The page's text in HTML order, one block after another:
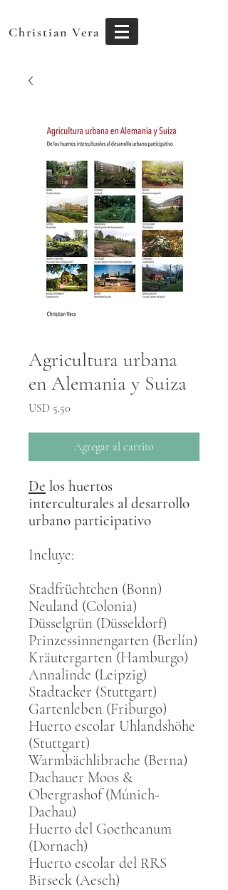
Christian Vera
Agricultura urbana
en Alemania y Suiza
USD 5.50
Agregar al carrito
De los huertos
interculturales al desarrollo
urbano participativo
Incluye:
Stadfrüchtchen (Bonn)
Neuland (Colonia)
Düsselgrün (Düsseldorf)
Prinzessinnengarten (Berlín)
Kräutergarten (Hamburgo)
Annalinde (Leipzig)
Stadtacker (Stuttgart)
Gartenleben (Friburgo)
Huerto escolar Uhlandshöhe
(Stuttgart)
Warmbächlibrache (Berna)
Dachauer Moos &
Obergrashof (Múnich-
Dachau)
Huerto del Goetheanum
(Dornach)
Huerto escolar del RRS
Birseck (Aesch)